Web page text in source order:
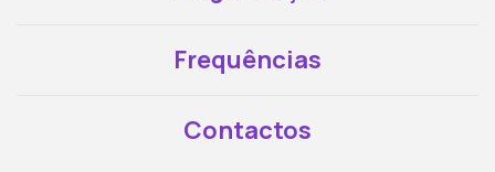
Frequências
Contactos